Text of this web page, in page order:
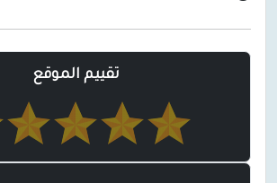
تقييم الموقع